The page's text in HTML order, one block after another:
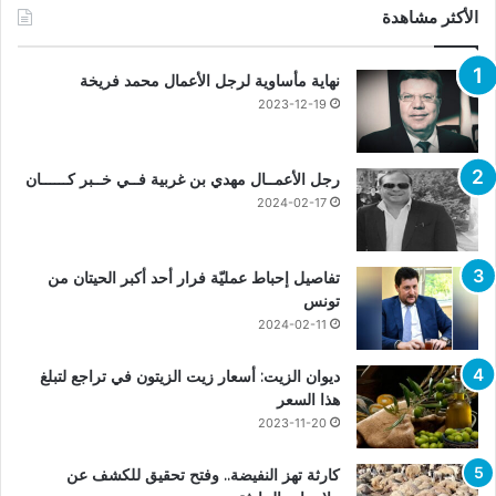
الأكثر مشاهدة
نهاية مأساوية لرجل الأعمال محمد فريخة
2023-12-19
رجل الأعمــال مهدي بن غربية فــي خــبر كــــــان
2024-02-17
تفاصيل إحباط عمليّة فرار أحد أكبر الحيتان من
تونس
2024-02-11
ديوان الزيت: أسعار زيت الزيتون في تراجع لتبلغ
هذا السعر
2023-11-20
كارثة تهز النفيضة.. وفتح تحقيق للكشف عن